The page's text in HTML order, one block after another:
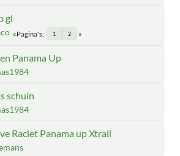
gl
Pagina's 1 2
Panama Up
schuin
Raclet Panama up Xtrail